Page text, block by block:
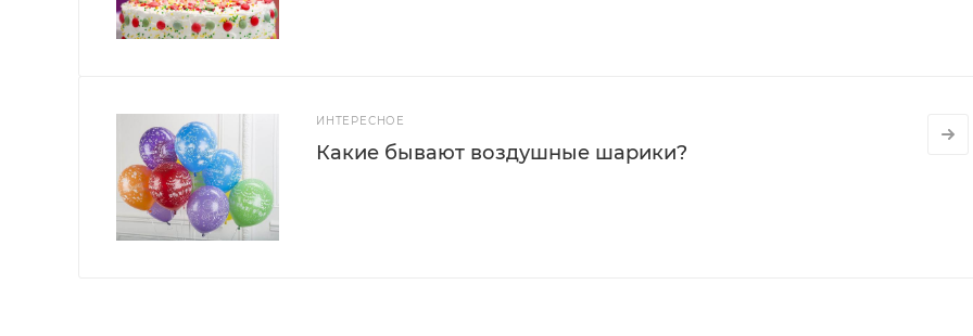
ИНТЕРЕСНОЕ
Какие бывают воздушные шарики?